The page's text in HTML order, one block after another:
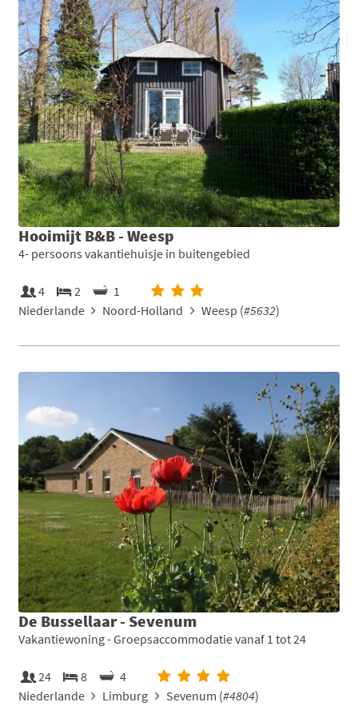
Hooimijt B&B - Weesp
4- persoons vakantiehuisje in buitengebied
4 2
1
Niederlande
Noord-Holland Weesp (#5632)
De Bussellaar - Sevenum
Vakantiewoning - Groepsaccommodatie vanaf 1 tot 24
24 8
4
Niederlande
Limburg Sevenum (#4804)